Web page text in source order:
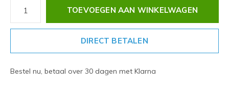
TOEVOEGEN AAN WINKELWAGEN
DIRECT BETALEN
Bestel nu, betaal over 30 dagen met Klarna